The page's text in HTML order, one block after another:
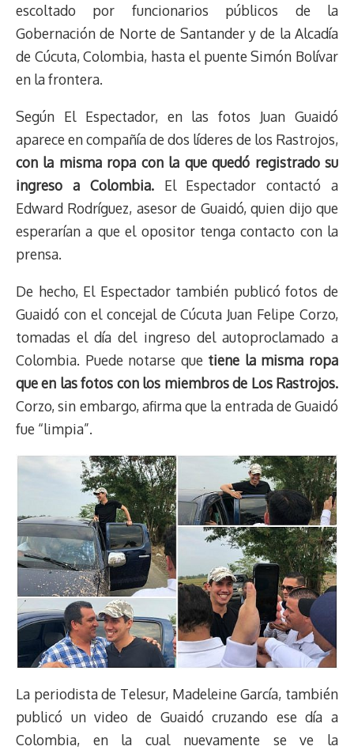
escoltado por funcionarios públicos de la
Gobernación de Norte de Santander y de la Alcadía
de Cúcuta, Colombia, hasta el puente Simón Bolívar
en la frontera.
Según El Espectador, en las fotos Juan Guaidó
aparece en compañía de dos líderes de los Rastrojos,
con la misma ropa con la que quedó registrado su
ingreso a Colombia.El Espectador contactó a
Edward Rodríguez, asesor de Guaidó, quien dijo que
esperarían a que el opositor tenga contacto con la
prensa.
De hecho, El Espectador también publicó fotos de
Guaidó con el concejal de Cúcuta Juan Felipe Corzo,
tomadas el día del ingreso del autoproclamado a
Colombia. Puede notarse quetiene la misma ropa
que en las fotos con los miembros de Los Rastrojos.
Corzo, sin embargo, afirma que la entrada de Guaidó
fue “limpia”.
La periodista de Telesur, Madeleine García, también
publicó un video de Guaidó cruzando ese día a
Colombia, en la cual nuevamente se ve la